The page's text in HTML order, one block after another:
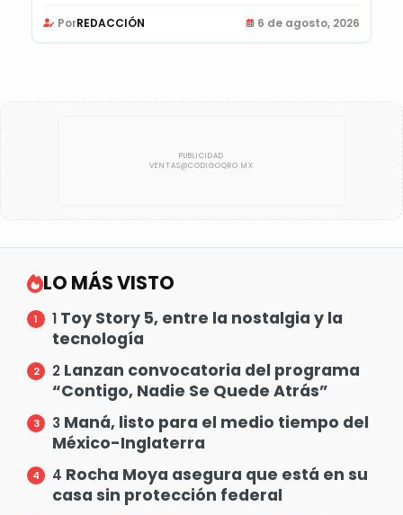
PorREDACCIÓN 6 de agosto, 2026
LO MÁS VISTO
1 Toy Story 5, entre la nostalgia y la
tecnología
2 Lanzan convocatoria del programa
“Contigo, Nadie Se Quede Atrás”
3 Maná, listo para el medio tiempo del
México-Inglaterra
4 Rocha Moya asegura que está en su
casa sin protección federal